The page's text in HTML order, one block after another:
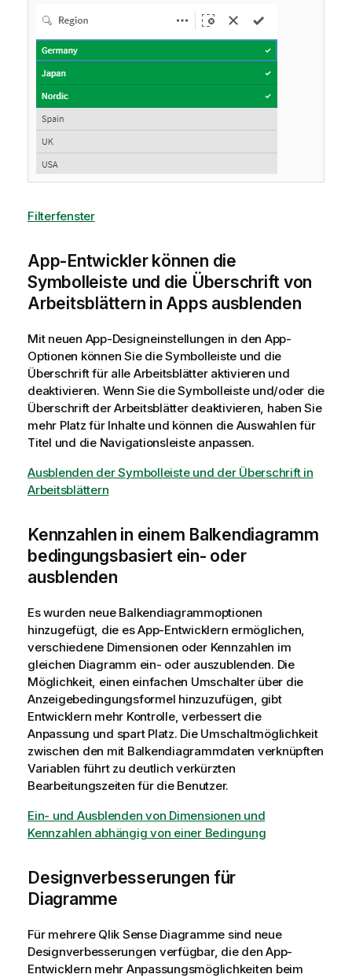
Filterfenster
App-Entwickler können die
Symbolleiste und die Überschrift von
Arbeitsblättern in Apps ausblenden
Mit neuen App-Designeinstellungen in den App-
Optionen können Sie die Symbolleiste und die
Überschrift für alle Arbeitsblätter aktivieren und
deaktivieren. Wenn Sie die Symbolleiste und/oder die
Überschrift der Arbeitsblätter deaktivieren, haben Sie
mehr Platz für Inhalte und können die Auswahlen für
Titel und die Navigationsleiste anpassen.
Ausblenden der Symbolleiste und der Überschrift in
Arbeitsblättern
Kennzahlen in einem Balkendiagramm
bedingungsbasiert ein- oder
ausblenden
Es wurden neue Balkendiagrammoptionen
hinzugefügt, die es App-Entwicklern ermöglichen,
verschiedene Dimensionen oder Kennzahlen im
gleichen Diagramm ein- oder auszublenden. Die
Möglichkeit, einen einfachen Umschalter über die
Anzeigebedingungsformel hinzuzufügen, gibt
Entwicklern mehr Kontrolle, verbessert die
Anpassung und spart Platz. Die Umschaltmöglichkeit
zwischen den mit Balkendiagrammdaten verknüpften
Variablen führt zu deutlich verkürzten
Bearbeitungszeiten für die Benutzer.
Ein- und Ausblenden von Dimensionen und
Kennzahlen abhängig von einer Bedingung
Designverbesserungen für
Diagramme
Für mehrere Qlik SenseDiagramme sind neue
Designverbesserungen verfügbar, die den App-
Entwicklern mehr Anpassungsmöglichkeiten beim